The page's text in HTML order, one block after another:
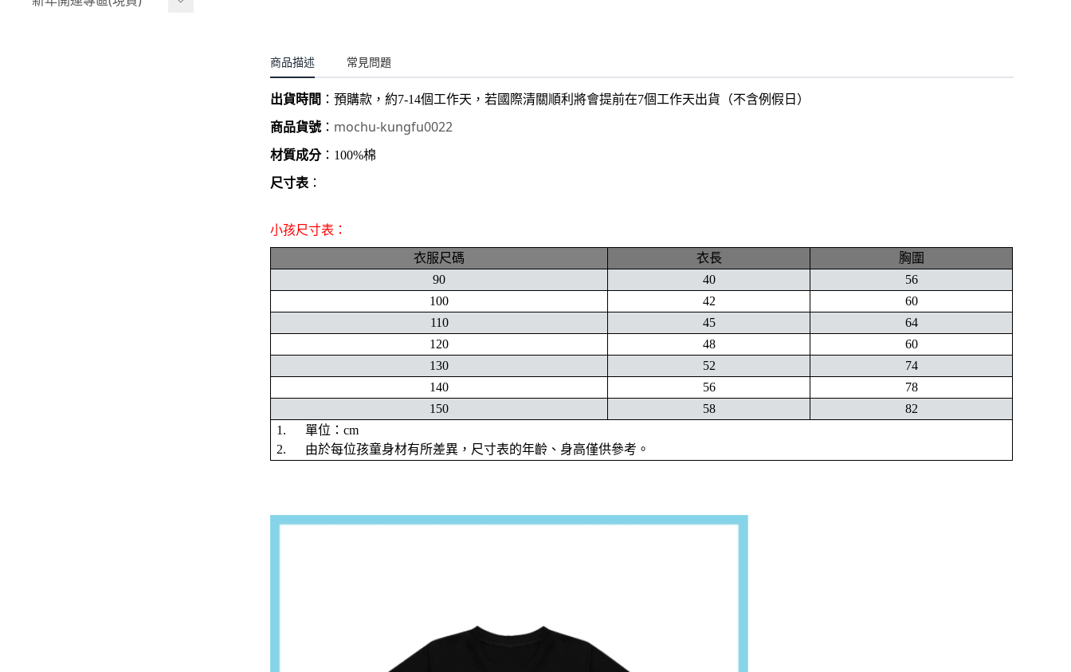
商品描述 常見問題
出貨時間 ：預購款，約7-14個工作天，若國際清關順利將會提前在7個工作天出貨（不含例假日）
商品貨號： mochu-kungfu0022
材質成分：100%棉
尺寸表 ：
小孩尺寸表：
衣服尺碼 衣長
胸圍
90
40
56
100
42
60
110
45
64
120
48
60
130
52
74
140
56
78
150
58
82
1. 單位：cm
2. 由於每位孩童身材有所差異，尺寸表的年齡、身高僅供參考。